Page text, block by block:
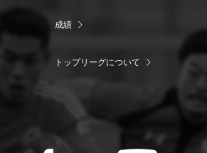
成績
トップリーグについて